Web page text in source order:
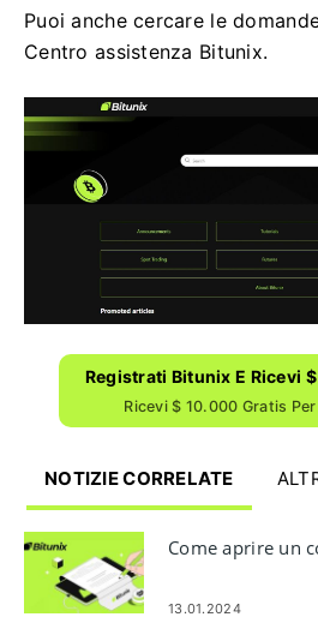
Puoi anche cercare le
Centro assistenza Bitunix.
Registrati Bitunix E Ricevi
Ricevi $ 10.000 Gratis
NOTIZIE CORRELATE
Come aprire un
13.01.2024